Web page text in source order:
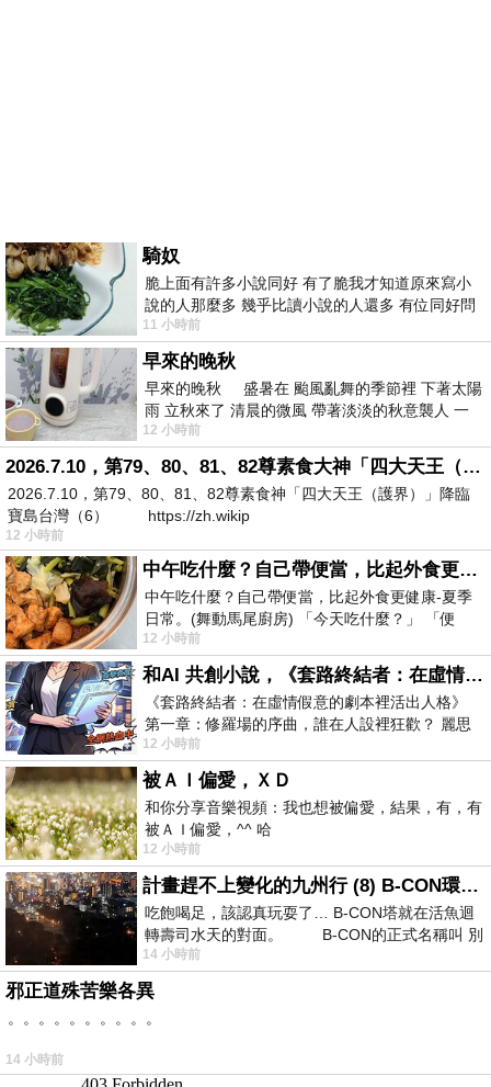
騎奴
脆上面有許多小說同好 有了脆我才知道原來寫小
說的人那麼多 幾乎比讀小說的人還多 有位同好問
了一個問題 她說為什麼高中文學獎的
11 小時前
早來的晚秋
早來的晚秋 盛暑在 颱風亂舞的季節裡 下著太陽
雨 立秋來了 清晨的微風 帶著淡淡的秋意襲人 一
下子 又被赤
12 小時前
2026.7.10，第79、80、81、82尊素食大神「四大天王（護界）」降臨寶島台灣（6）
2026.7.10，第79、80、81、82尊素食神「四大天王（護界）」降臨
寶島台灣（6） https://zh.wikip
12 小時前
中午吃什麼？自己帶便當，比起外食更健康-夏季日常。(舞動馬尾廚房)
中午吃什麼？自己帶便當，比起外食更健康-夏季
日常。(舞動馬尾廚房) 「今天吃什麼？」 「便
當？麵？還是炒飯？」 每天都在選擇
12 小時前
和AI 共創小說，《套路終結者：在虛情假意的劇本裡活出人格》
《套路終結者：在虛情假意的劇本裡活出人格》
第一章：修羅場的序曲，誰在人設裡狂歡？ 麗思
卡爾頓酒店的總統套房內，燈光昏
12 小時前
被ＡＩ偏愛，ＸＤ
和你分享音樂視頻：我也想被偏愛，結果，有，有
被ＡＩ偏愛，^^ 哈
12 小時前
計畫趕不上變化的九州行 (8) B-CON環球塔
吃飽喝足，該認真玩耍了… B-CON塔就在活魚迴
轉壽司水天的對面。 B-CON的正式名稱叫 別
14 小時前
邪正道殊苦樂各異
。。。。。。。。。。
14 小時前